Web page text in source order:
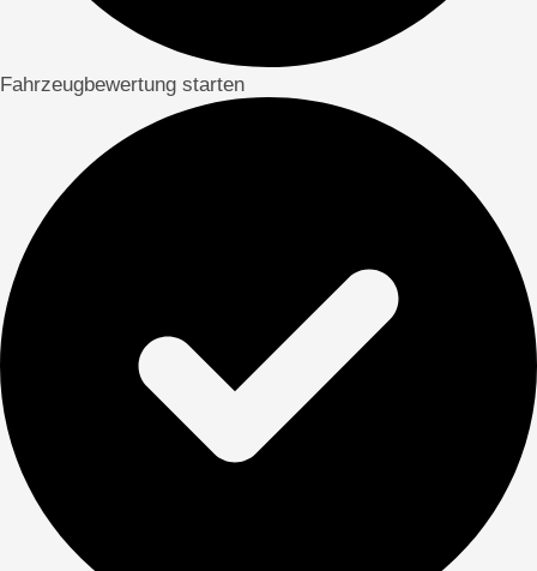
Fahrzeugbewertung starten